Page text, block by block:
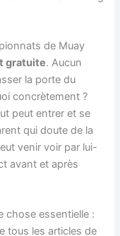
de Muay
gratuite. Aucun
la porte du
concrètement ?
peut entrer et se
qui doute de la
venir voir par lui-
avant et après
chose essentielle :
tous les articles de